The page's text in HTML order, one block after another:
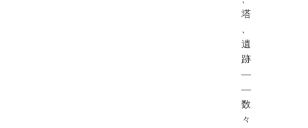
塔
遺
跡
―
―
数
々